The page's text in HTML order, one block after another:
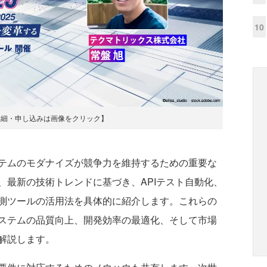
・申し込みは画像をクリック】
のモダナイズが競争力を維持するための重要な
新の技術トレンドに基づき、APIテスト自動化、
ツールの活用法を具体的に紹介します。これらの
テムの品質向上、開発効率の最適化、そして市場
します。
10